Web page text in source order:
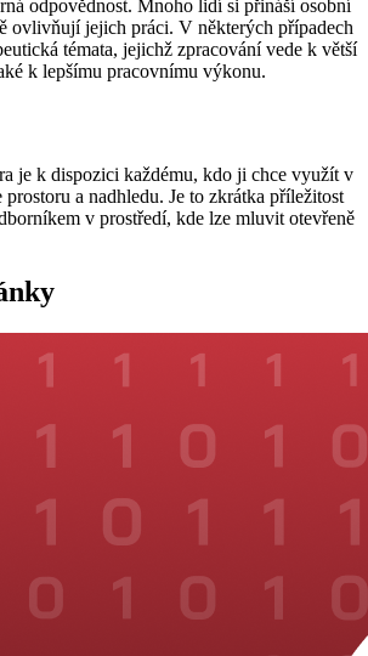
odpovědnost. Mnoho lidí si přináší osobní
ovlivňují jejich práci. V některých případech
témata, jejichž zpracování vede k větší
k lepšímu pracovnímu výkonu.
je k dispozici každému, kdo ji chce využít v
a nadhledu. Je to zkrátka příležitost
v prostředí, kde lze mluvit otevřeně